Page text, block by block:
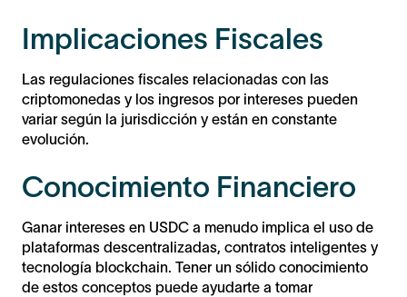
Implicaciones Fiscales
Las regulaciones fiscales relacionadas con las
criptomonedas y los ingresos por intereses pueden
variar según la jurisdicción y están en constante
evolución.
Conocimiento Financiero
Ganar intereses en USDC a menudo implica el uso de
plataformas descentralizadas, contratos inteligentes y
tecnología blockchain. Tener un sólido conocimiento
de estos conceptos puede ayudarte a tomar